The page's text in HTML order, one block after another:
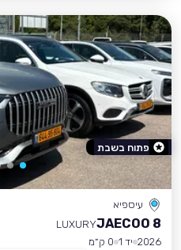
עיספיא
JAECOO 8
LUXURY
2026 יד 1
0 ק״מ
פתוח בשבת